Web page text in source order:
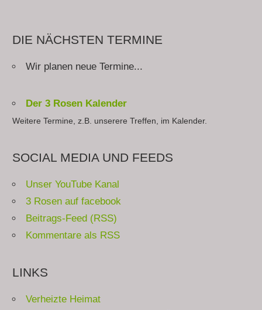
DIE NÄCHSTEN TERMINE
Wir planen neue Termine...
Der 3 Rosen Kalender
Weitere Termine, z.B. unserere Treffen, im Kalender.
SOCIAL MEDIA UND FEEDS
Unser YouTube Kanal
3 Rosen auf facebook
Beitrags-Feed (RSS)
Kommentare als RSS
LINKS
Verheizte Heimat